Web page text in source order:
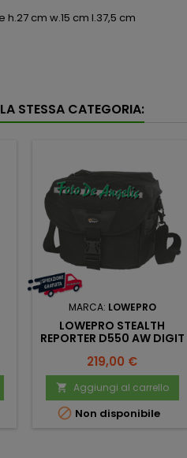
cm w.15 cm l.37,5 cm
STESSA CATEGORIA:
MARCA: LOWEPRO
LOWEPRO STEALTH
REPORTER D550 AW DIGIT
Prezzo
219,00 €
 Aggiungi al carrello
 Non disponibile